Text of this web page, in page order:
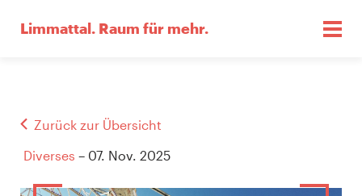
Limmattal. Raum für mehr.
Zurück zur Übersicht
Diverses – 07. Nov. 2025